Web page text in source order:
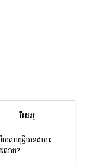
វីដេអូ
ហេតុអ្វីបានជាការ
លោក?